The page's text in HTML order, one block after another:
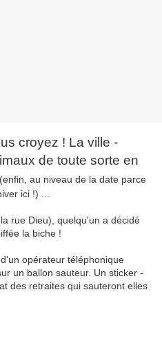
croyez ! La ville -
de toute sorte en
(enfin, au niveau de la date parce
ici !) ...
rue Dieu), quelqu'un a décidé
la biche !
opérateur téléphonique
un ballon sauteur. Un sticker -
des retraites qui sauteront elles